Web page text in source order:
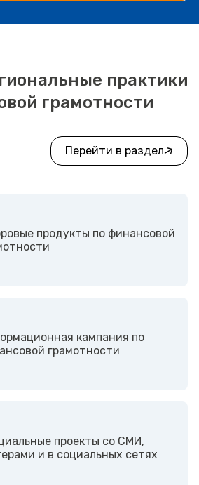
практики
грамотности
Перейти в раздел
продукты по финансовой
кампания по
грамотности
проекты со СМИ,
и в социальных сетях